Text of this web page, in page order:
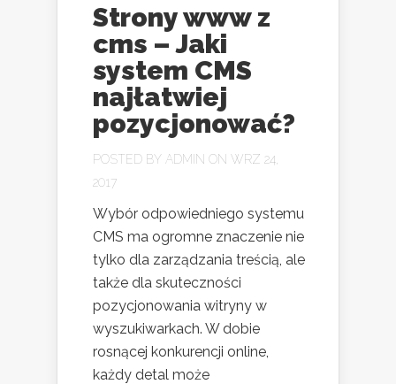
Strony www z
cms – Jaki
system CMS
najłatwiej
pozycjonować?
POSTED BY ADMIN ON WRZ 24,
2017
Wybór odpowiedniego systemu
CMS ma ogromne znaczenie nie
tylko dla zarządzania treścią, ale
także dla skuteczności
pozycjonowania witryny w
wyszukiwarkach. W dobie
rosnącej konkurencji online,
każdy detal może